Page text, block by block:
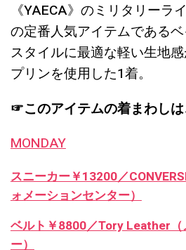
《YAECA》のミリタリーラ
の定番人気アイテムである
スタイルに最適な軽い生地
プリンを使用した1着。
☞このアイテムの着まわしは
MONDAY
スニーカー￥13200／
ォメーションセンター）
ベルト￥8800／Tory Leather（
ー）